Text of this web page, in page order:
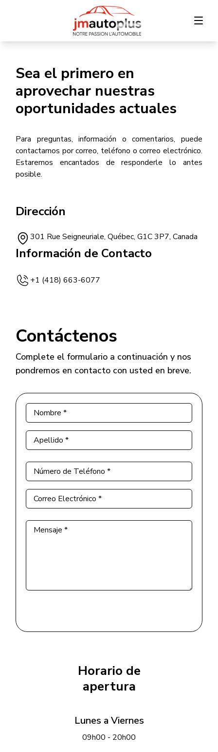
Inicio
Inventario
Intercambio
Contáctenos
Sea el primero en
aprovechar nuestras
oportunidades actuales
Para preguntas, información o comentarios, puede
contactarnos por correo, teléfono o correo electrónico.
Estaremos encantados de responderle lo antes
posible.
Dirección
301 Rue Seigneuriale, Québec, G1C 3P7, Canada
Información de Contacto
+1 (418) 663-6077
Contáctenos
Complete el formulario a continuación y nos
pondremos en contacto con usted en breve.
Nombre *
Apellido *
Número de Teléfono *
Correo Electrónico *
Mensaje *
Horario de
apertura
Lunes a Viernes
09h00 - 20h00